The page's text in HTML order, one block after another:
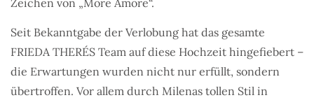
Seit Bekanntgabe der Verlobung hat das gesamte
FRIEDA THERÉS Team auf diese Hochzeit hingefiebert –
die Erwartungen wurden nicht nur erfüllt, sondern
übertroffen. Vor allem durch Milenas tollen Stil in